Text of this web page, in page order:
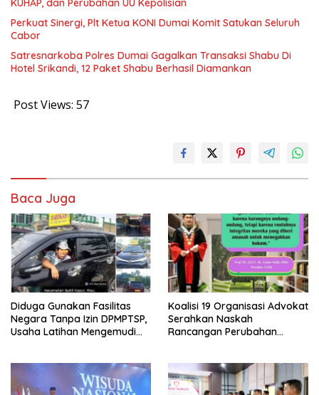
KUHAP, dan Perubahan UU Kepolisian
Perkuat Sinergi, Plt Ketua KONI Dumai Komit Satukan Seluruh
Cabor
Satresnarkoba Polres Dumai Gagalkan Transaksi Shabu Di
Hotel Srikandi, 12 Paket Shabu Berhasil Diamankan
Post Views: 57
Baca Juga
Diduga Gunakan Fasilitas
Negara Tanpa Izin DPMPTSP,
Usaha Latihan Mengemudi
Koalisi 19 Organisasi Advokat
Serahkan Naskah
Rancangan Perubahan
RI